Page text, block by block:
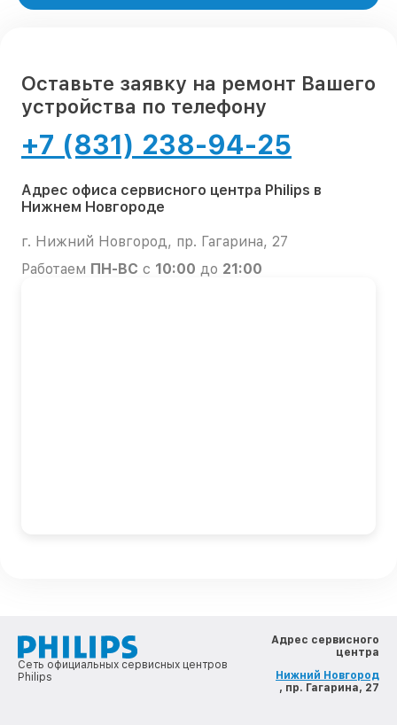
Оставьте заявку на ремонт Вашего
устройства по телефону
+7 (831) 238-94-25
Адрес офиса сервисного центра Philips в
Нижнем Новгороде
г. Нижний Новгород, пр. Гагарина, 27
Работаем ПН-ВС с 10:00 до 21:00
Сеть официальных сервисных центров
Philips
Адрес сервисного
центра
Нижний Новгород
, пр. Гагарина, 27